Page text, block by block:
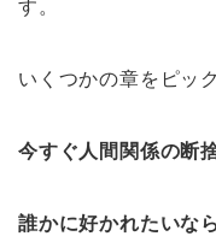
す。
いくつかの章をピッ
今すぐ人間関係の断
誰かに好かれたいな